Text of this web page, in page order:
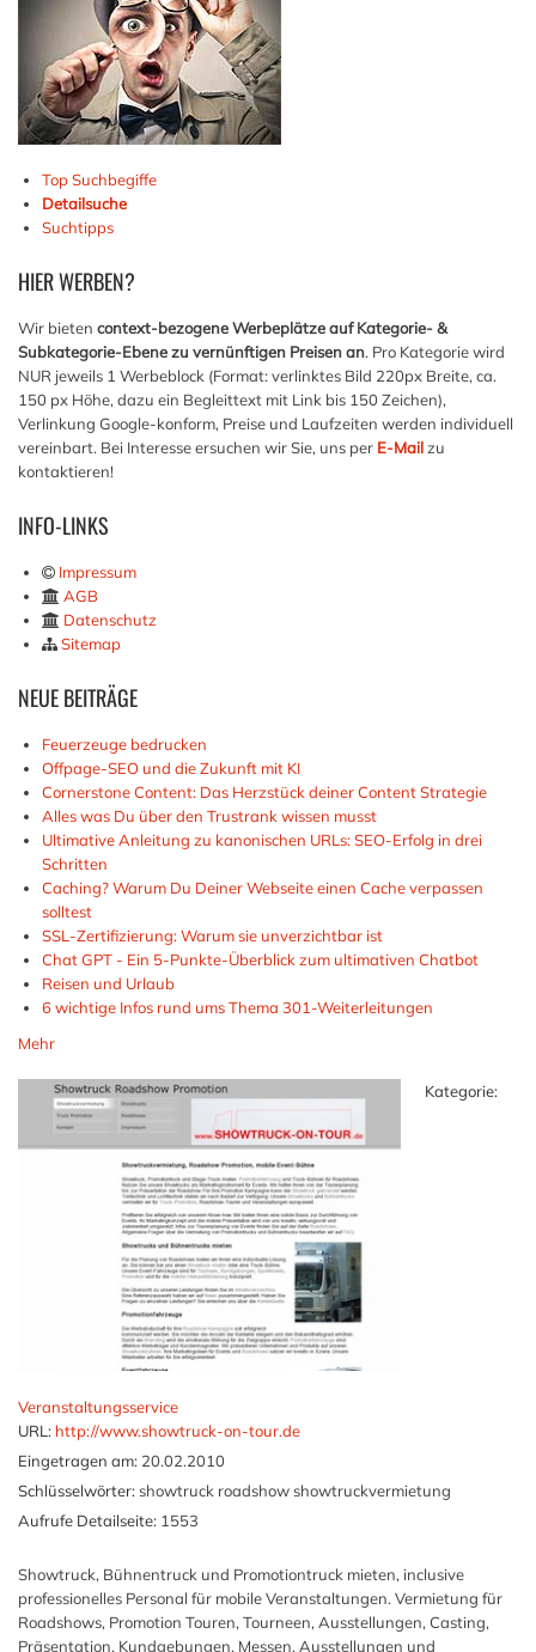
Top Suchbegiffe
Detailsuche
Suchtipps
HIERWERBEN?
Wir bieten context-bezogene Werbeplätze auf Kategorie- &
Subkategorie-Ebene zu vernünftigen Preisen an. Pro Kategorie wird
NUR jeweils 1 Werbeblock (Format: verlinktes Bild 220px Breite, ca.
150 px Höhe, dazu ein Begleittext mit Link bis 150 Zeichen),
Verlinkung Google-konform, Preise und Laufzeiten werden individuell
vereinbart. Bei Interesse ersuchen wir Sie, uns per E-Mailzu
kontaktieren!
INFO-LINKS
Impressum
AGB
Datenschutz
Sitemap
NEUEBEITRÄGE
Feuerzeuge bedrucken
Offpage-SEO und die Zukunft mit KI
Cornerstone Content: Das Herzstück deiner Content Strategie
Alles was Du über den Trustrank wissen musst
Ultimative Anleitung zu kanonischen URLs: SEO-Erfolg in drei
Schritten
Caching? Warum Du Deiner Webseite einen Cache verpassen
solltest
SSL-Zertifizierung: Warum sie unverzichtbar ist
Chat GPT - Ein 5-Punkte-Überblick zum ultimativen Chatbot
Reisen und Urlaub
6 wichtige Infos rund ums Thema 301-Weiterleitungen
Mehr
Kategorie:
Veranstaltungsservice
URL: http://www.showtruck-on-tour.de
Eingetragen am: 20.02.2010
Schlüsselwörter: showtruck roadshow showtruckvermietung
Aufrufe Detailseite: 1553
Showtruck, Bühnentruck und Promotiontruck mieten, inclusive
professionelles Personal für mobile Veranstaltungen. Vermietung für
Roadshows, Promotion Touren, Tourneen, Ausstellungen, Casting,
Präsentation, Kundgebungen, Messen, Ausstellungen und